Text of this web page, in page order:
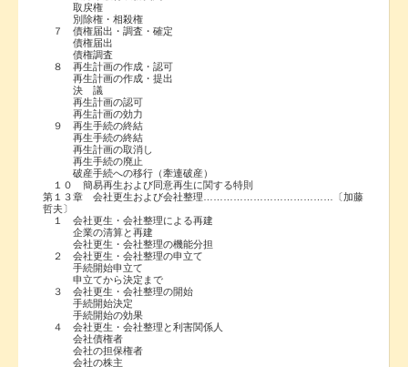
取戻権
別除権・相殺権
７ 債権届出・調査・確定
債権届出
債権調査
８ 再生計画の作成・認可
再生計画の作成・提出
決 議
再生計画の認可
再生計画の効力
９ 再生手続の終結
再生手続の終結
再生計画の取消し
再生手続の廃止
破産手続への移行（牽連破産）
１０ 簡易再生および同意再生に関する特則
第１３章 会社更生および会社整理…………………………………〔加藤
哲夫〕
１ 会社更生・会社整理による再建
企業の清算と再建
会社更生・会社整理の機能分担
２ 会社更生・会社整理の申立て
手続開始申立て
申立てから決定まで
３ 会社更生・会社整理の開始
手続開始決定
手続開始の効果
４ 会社更生・会社整理と利害関係人
会社債権者
会社の担保権者
会社の株主